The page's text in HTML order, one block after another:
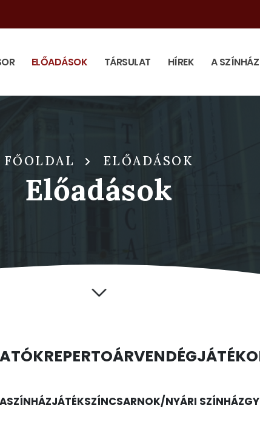
ELŐADÁSOK TÁRSULAT HÍREK A SZÍNHÁZ
FŐOLDAL ELŐADÁSOK
Előadások
REPERTOÁR
JÁTÉKSZÍNCSARNOK/NYÁRI SZÍNHÁZ